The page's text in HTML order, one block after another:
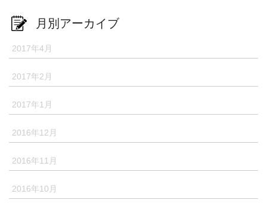
月別アーカイブ
2017年4月
2017年2月
2017年1月
2016年12月
2016年11月
2016年10月